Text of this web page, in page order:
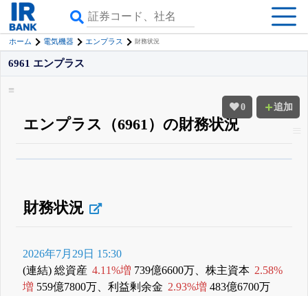
ホーム 電気機器 エンプラス 財務状況
0 追加
6961 エンプラス
エンプラス（6961）の財務状況
登録すると永久30%OFFと米株版の先行利用も付きます
財務状況
2026年7月29日 15:30
(連結) 総資産 4.11%増 739億6600万、株主資本 2.58%
増 559億7800万、利益剰余金 2.93%増 483億6700万